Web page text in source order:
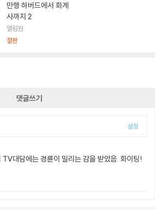
만행 하버드에서 화계
사까지 2
열림원
절판
댓글쓰기
설정
대담에는 경륜이 밀리는 감을 받았음. 화이팅!